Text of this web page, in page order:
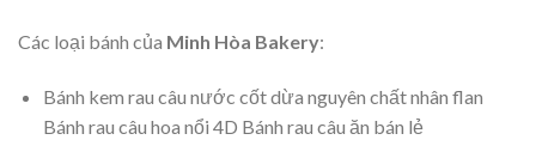
Các loại bánh của Minh Hòa Bakery:
Bánh kem rau câu nước cốt dừa nguyên chất nhân flan
Bánh rau câu hoa nổi 4D Bánh rau câu ăn bán lẻ